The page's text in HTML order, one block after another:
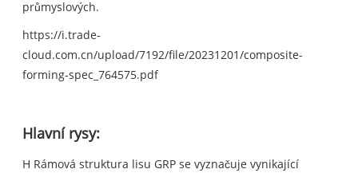
průmyslových.
https://i.trade-
cloud.com.cn/upload/7192/file/20231201/composite-
forming-spec_764575.pdf
Hlavní rysy:
H Rámová struktura lisu GRP se vyznačuje vynikající